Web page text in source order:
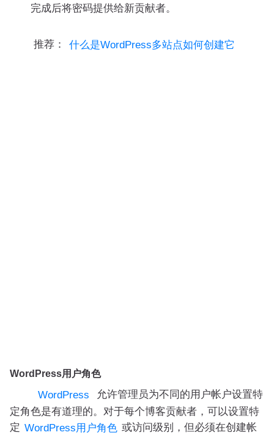
完成后将密码提供给新贡献者。
推荐： 什么是WordPress多站点如何创建它
WordPress用户角色
WordPress
允许管理员为不同的用户帐户设置特
定角色是有道理的。对于每个博客贡献者，可以设置特
定 WordPress用户角色 或访问级别，但必须在创建帐